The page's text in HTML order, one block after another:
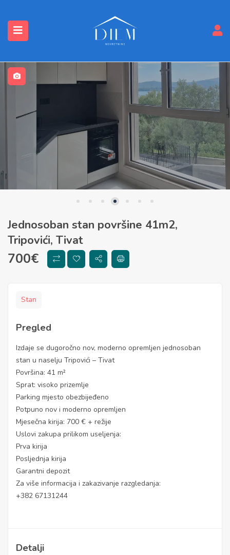
(Nekretnine)
Jednosoban stan površine 41m2,
Tripovići, Tivat
700€
Stan
Pregled
Izdaje se dugoročno nov, moderno opremljen jednosoban
stan u naselju Tripovići – Tivat
Površina: 41 m²
Sprat: visoko prizemlje
Parking mjesto obezbijeđeno
Potpuno nov i moderno opremljen
Mjesečna kirija: 700 € + režije
Uslovi zakupa prilikom useljenja:
Prva kirija
Posljednja kirija
Garantni depozit
Za više informacija i zakazivanje razgledanja:
+382 67131244
Detalji